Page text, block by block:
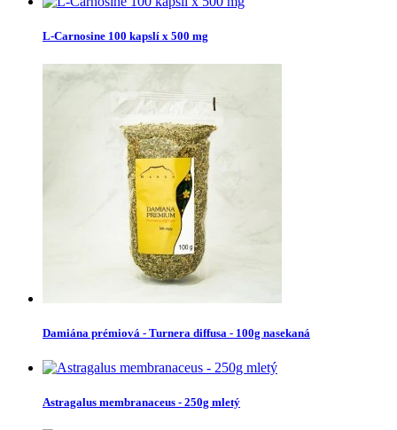
L-Carnosine 100 kapslí x 500 mg
Damiána prémiová - Turnera diffusa - 100g nasekaná
Astragalus membranaceus - 250g mletý